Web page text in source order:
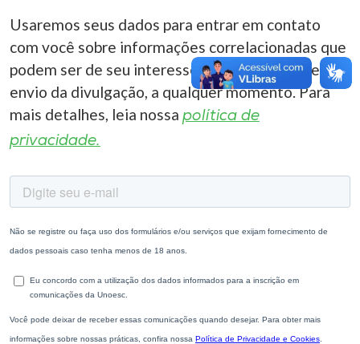
Usaremos seus dados para entrar em contato
com você sobre informações correlacionadas que
podem ser de seu interesse. Você pode cancelar o
envio da divulgação, a qualquer momento. Para
mais detalhes, leia nossa política de
privacidade.